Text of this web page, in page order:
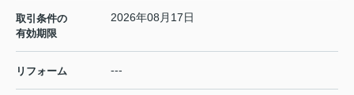
取引条件の
有効期限
2026年08月17日
リフォーム ---